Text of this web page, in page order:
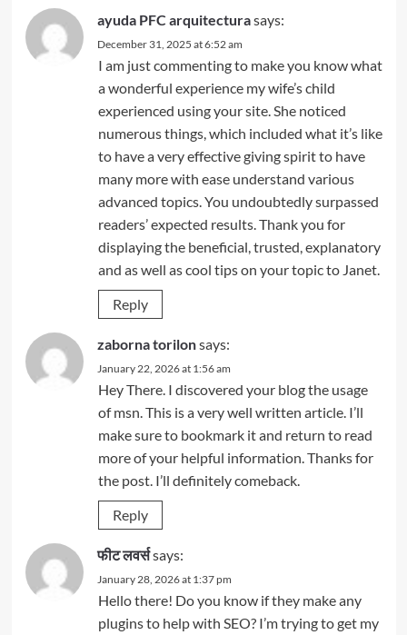
ayuda PFC arquitecturasays:
December 31, 2025 at 6:52 am
I am just commenting to make you know what
a wonderful experience my wife’s child
experienced using your site. She noticed
numerous things, which included what it’s like
to have a very effective giving spirit to have
many more with ease understand various
advanced topics. You undoubtedly surpassed
readers’ expected results. Thank you for
displaying the beneficial, trusted, explanatory
and as well as cool tips on your topic to Janet.
Reply
zaborna torilonsays:
January 22, 2026 at 1:56 am
Hey There. I discovered your blog the usage
of msn. This is a very well written article. I’ll
make sure to bookmark it and return to read
more of your helpful information. Thanks for
the post. I’ll definitely comeback.
Reply
फीट लवर्सsays:
January 28, 2026 at 1:37 pm
Hello there! Do you know if they make any
plugins to help with SEO? I’m trying to get my